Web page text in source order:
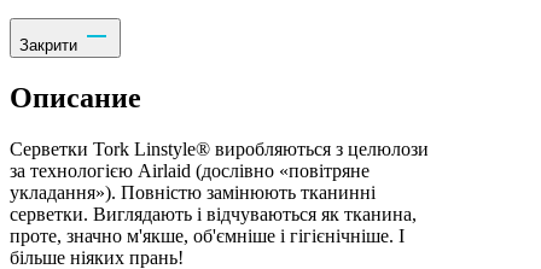
Закрити
Описание
Серветки Tork Linstyle® виробляються з целюлози
за технологією Airlaid (дослівно «повітряне
укладання»). Повністю замінюють тканинні
серветки. Виглядають і відчуваються як тканина,
проте, значно м'якше, об'ємніше і гігієнічніше. І
більше ніяких прань!